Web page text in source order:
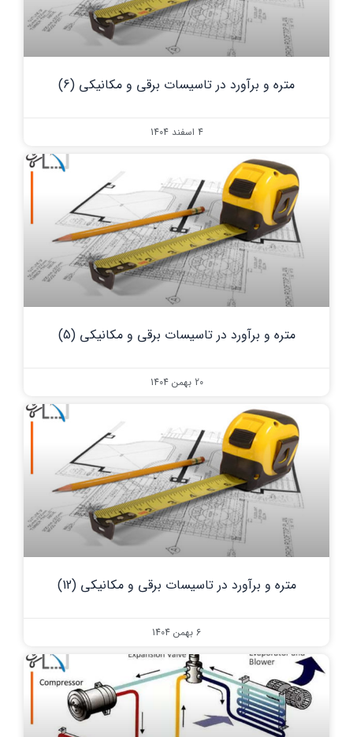
متره و برآورد در تاسیسات برقی و مکانیکی (6)
4 اسفند 1404
متره و برآورد در تاسیسات برقی و مکانیکی (5)
20 بهمن 1404
متره و برآورد در تاسیسات برقی و مکانیکی (12)
6 بهمن 1404